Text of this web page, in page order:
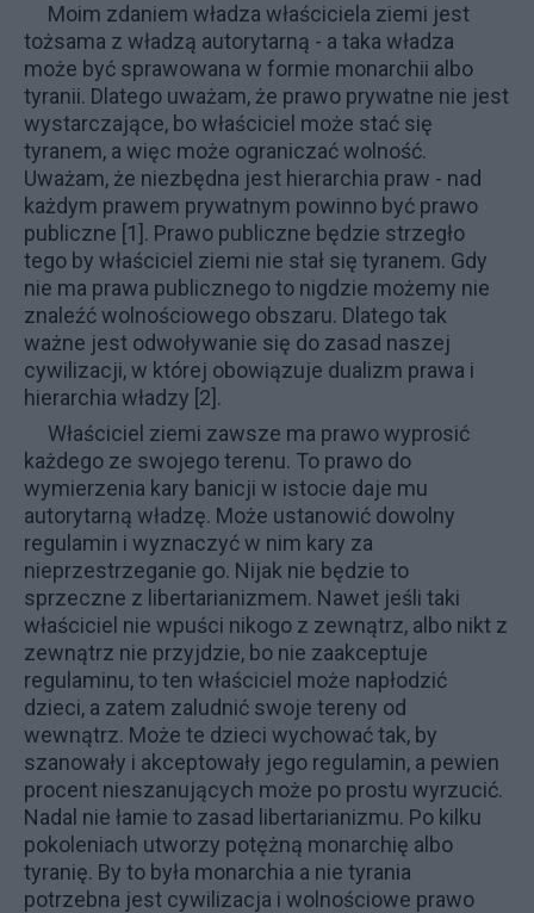
Moim zdaniem władza właściciela ziemi jest
tożsama z władzą autorytarną - a taka władza
może być sprawowana w formie monarchii albo
tyranii. Dlatego uważam, że prawo prywatne nie jest
wystarczające, bo właściciel może stać się
tyranem, a więc może ograniczać wolność.
Uważam, że niezbędna jest hierarchia praw - nad
każdym prawem prywatnym powinno być prawo
publiczne [1]. Prawo publiczne będzie strzegło
tego by właściciel ziemi nie stał się tyranem. Gdy
nie ma prawa publicznego to nigdzie możemy nie
znaleźć wolnościowego obszaru. Dlatego tak
ważne jest odwoływanie się do zasad naszej
cywilizacji, w której obowiązuje dualizm prawa i
hierarchia władzy [2].
Właściciel ziemi zawsze ma prawo wyprosić
każdego ze swojego terenu. To prawo do
wymierzenia kary banicji w istocie daje mu
autorytarną władzę. Może ustanowić dowolny
regulamin i wyznaczyć w nim kary za
nieprzestrzeganie go. Nijak nie będzie to
sprzeczne z libertarianizmem. Nawet jeśli taki
właściciel nie wpuści nikogo z zewnątrz, albo nikt z
zewnątrz nie przyjdzie, bo nie zaakceptuje
regulaminu, to ten właściciel może napłodzić
dzieci, a zatem zaludnić swoje tereny od
wewnątrz. Może te dzieci wychować tak, by
szanowały i akceptowały jego regulamin, a pewien
procent nieszanujących może po prostu wyrzucić.
Nadal nie łamie to zasad libertarianizmu. Po kilku
pokoleniach utworzy potężną monarchię albo
tyranię. By to była monarchia a nie tyrania
potrzebna jest cywilizacja i wolnościowe prawo